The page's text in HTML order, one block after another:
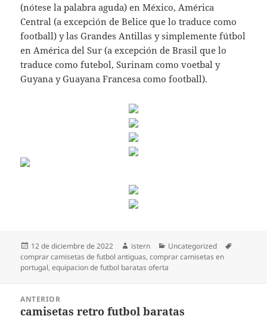
(nótese la palabra aguda) en México, América
Central (a excepción de Belice que lo traduce como
football) y las Grandes Antillas y simplemente fútbol
en América del Sur (a excepción de Brasil que lo
traduce como futebol, Surinam como voetbal y
Guyana y Guayana Francesa como football).
Publicado
el
12 de diciembre de 2022 Autor
istern Categorías
Uncategorized
comprar camisetas de futbol antiguas,comprar camisetas en
portugal,equipacion de futbol baratas oferta
entradas
ANTERIOR
Entrada
camisetas retro futbol baratas